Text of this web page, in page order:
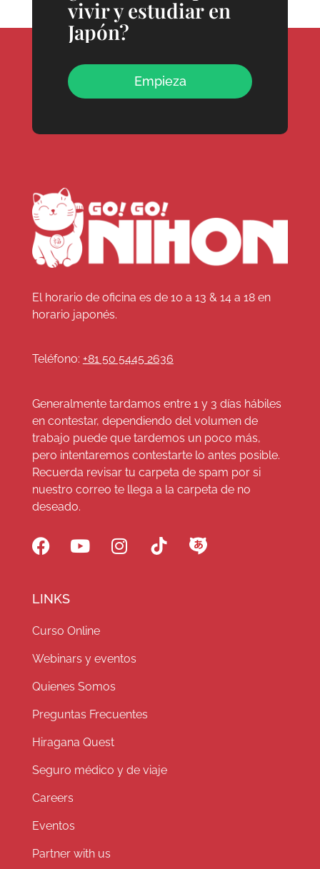
vivir y estudiar en
Japón?
Empieza
El horario de oficina es de 10 a 13 & 14 a 18 en
horario japonés.
Teléfono: +81 50 5445 2636
Generalmente tardamos entre 1 y 3 días hábiles
en contestar, dependiendo del volumen de
trabajo puede que tardemos un poco más,
pero intentaremos contestarte lo antes posible.
Recuerda revisar tu carpeta de spam por si
nuestro correo te llega a la carpeta de no
deseado.
LINKS
Curso Online
Webinars y eventos
Quienes Somos
Preguntas Frecuentes
Hiragana Quest
Seguro médico y de viaje
Careers
Eventos
Partner with us